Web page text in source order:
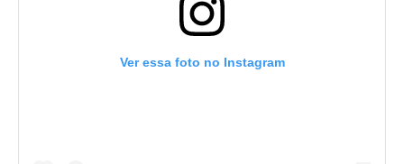
Ver essa foto no Instagram